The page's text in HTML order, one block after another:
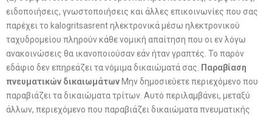
ειδοποιήσεις, γνωστοποιήσεις και άλλες επικοινωνίες που σας
παρέχει το kalogritsasrent ηλεκτρονικά μέσω ηλεκτρονικού
ταχυδρομείου πληρούν κάθε νομική απαίτηση που οι εν λόγω
ανακοινώσεις θα ικανοποιούσαν εάν ήταν γραπτές. Το παρόν
εδάφιο δεν επηρεάζει τα νόμιμα δικαιώματά σας.
Παραβίαση
πνευματικών δικαιωμάτων Μην δημοσιεύετε περιεχόμενο που
παραβιάζει τα δικαιώματα τρίτων. Αυτό περιλαμβάνει, μεταξύ
άλλων, περιεχόμενο που παραβιάζει δικαιώματα πνευματικής